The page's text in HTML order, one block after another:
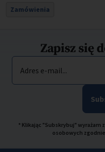
Zamówienia
Zapisz się
Adres e-mail...
* Klikając "Subskrybuj" wyrażam
osobowych